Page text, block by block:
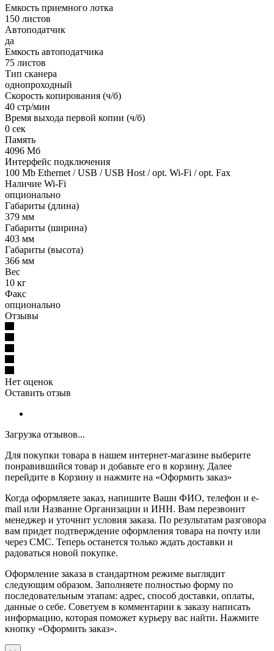
Емкость приемного лотка
150 листов
Автоподатчик
да
Емкость автоподатчика
75 листов
Тип сканера
однопроходный
Скорость копирования (ч/б)
40 стр/мин
Время выхода первой копии (ч/б)
0 сек
Память
4096 Мб
Интерфейс подключения
100 Mb Ethernet / USB / USB Host / opt. Wi-Fi / opt. Fax
Наличие Wi-Fi
опционально
Габариты (длина)
379 мм
Габариты (ширина)
403 мм
Габариты (высота)
366 мм
Вес
10 кг
Факс
опционально
Отзывы
Нет оценок
Оставить отзыв
Загрузка отзывов...
Для покупки товара в нашем интернет-магазине выберите
понравившийся товар и добавьте его в корзину. Далее
перейдите в Корзину и нажмите на «Оформить заказ»
Когда оформляете заказ, напишите Ваши ФИО, телефон и e-
mail или Название Организации и ИНН. Вам перезвонит
менеджер и уточнит условия заказа. По результатам разговора
вам придет подтверждение оформления товара на почту или
через СМС. Теперь останется только ждать доставки и
радоваться новой покупке.
Оформление заказа в стандартном режиме выглядит
следующим образом. Заполняете полностью форму по
последовательным этапам: адрес, способ доставки, оплаты,
данные о себе. Советуем в комментарии к заказу написать
информацию, которая поможет курьеру вас найти. Нажмите
кнопку «Оформить заказ».